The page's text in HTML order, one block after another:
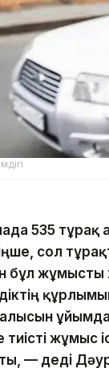
535
сол
бұл жұмысты
тиісті жұмыс
— деді